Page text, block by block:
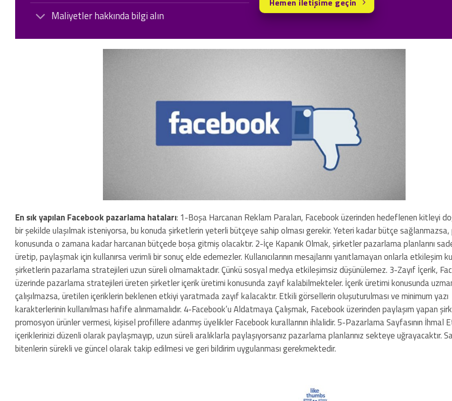
Maliyetler hakkında bilgi alın
Hemen iletişime geçin
En sık yapılan Facebook pazarlama hataları: 1-Boşa Harcanan Reklam Paraları, Facebook üzerinden hedeflenen kitleyi
bir şekilde ulaşılmak isteniyorsa, bu konuda şirketlerin yeterli bütçeye sahip olması gerekir. Yeteri kadar bütçe
konusunda o zamana kadar harcanan bütçede boşa gitmiş olacaktır. 2-İçe Kapanık Olmak, şirketler pazarlama planlarını
üretip, paylaşmak için kullanırsa verimli bir sonuç elde edemezler. Kullanıcılarının mesajlarını yanıtlamayan onlarla etkileşim
şirketlerin pazarlama stratejileri uzun süreli olmamaktadır. Çünkü sosyal medya etkileşimsiz düşünülemez. 3-Zayıf İçerik,
üzerinde pazarlama stratejileri üreten şirketler içerik üretimi konusunda zayıf kalabilmekteler. İçerik üretimi konusunda
çalışılmazsa, üretilen içeriklerin beklenen etkiyi yaratmada zayıf kalacaktır. Etkili görsellerin oluşuturulması ve minimum yazı
karakterlerinin kullanılması hafife alınmamalıdır. 4-Facebook’u Aldatmaya Çalışmak, Facebook üzerinden paylaşım yapan
promosyon ürünler vermesi, kişisel profillere adanmış üyelikler Facebook kurallarının ihlalidir. 5-Pazarlama Sayfasının İhmal
içeriklerinizi düzenli olarak paylaşmayıp, uzun süreli aralıklarla paylaşıyorsanız pazarlama planlarınız sekteye uğrayacaktır.
bitenlerin sürekli ve güncel olarak takip edilmesi ve geri bildirim uygulanması gerekmektedir.